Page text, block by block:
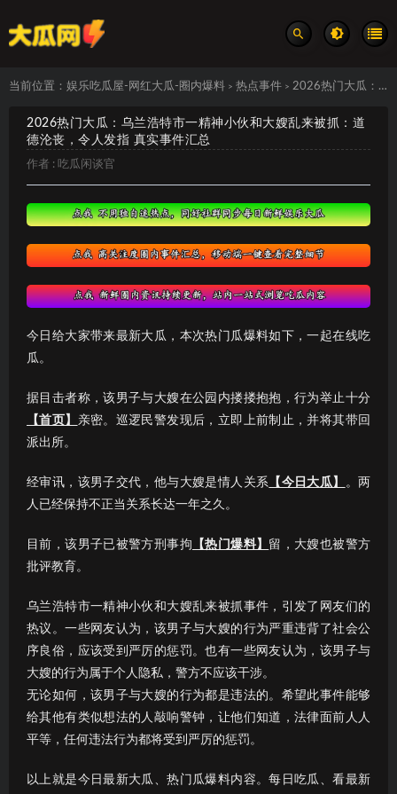
当前位置： 娱乐吃瓜屋-网红大瓜-圈内爆料 > 热点事件 > 2026热门大瓜：乌兰浩特市一精神小伙和大嫂乱来被抓：道德沦丧，令人发指 真实事件汇总
2026热门大瓜：乌兰浩特市一精神小伙和大嫂乱来被抓：道
德沦丧，令人发指 真实事件汇总
作者 : 吃瓜闲谈官
今日给大家带来最新大瓜，本次热门瓜爆料如下，一起在线吃
瓜。
据目击者称，该男子与大嫂在公园内搂搂抱抱，行为举止十分
【首页】
亲密。巡逻民警发现后，立即上前制止，并将其带回
派出所。
经审讯，该男子交代，他与大嫂是情人关系 【今日大瓜】
。两
人已经保持不正当关系长达一年之久。
目前，该男子已被警方刑事拘 【热门爆料】 留，大嫂也被警方
批评教育。
乌兰浩特市一精神小伙和大嫂乱来被抓事件，引发了网友们的
热议。一些网友认为，该男子与大嫂的行为严重违背了社会公
序良俗，应该受到严厉的惩罚。也有一些网友认为，该男子与
大嫂的行为属于个人隐私，警方不应该干涉。
无论如何，该男子与大嫂的行为都是违法的。希望此事件能够
给其他有类似想法的人敲响警钟，让他们知道，法律面前人人
平等，任何违法行为都将受到严厉的惩罚。
以上就是今日最新大瓜、热门瓜爆料内容。每日吃瓜、看最新